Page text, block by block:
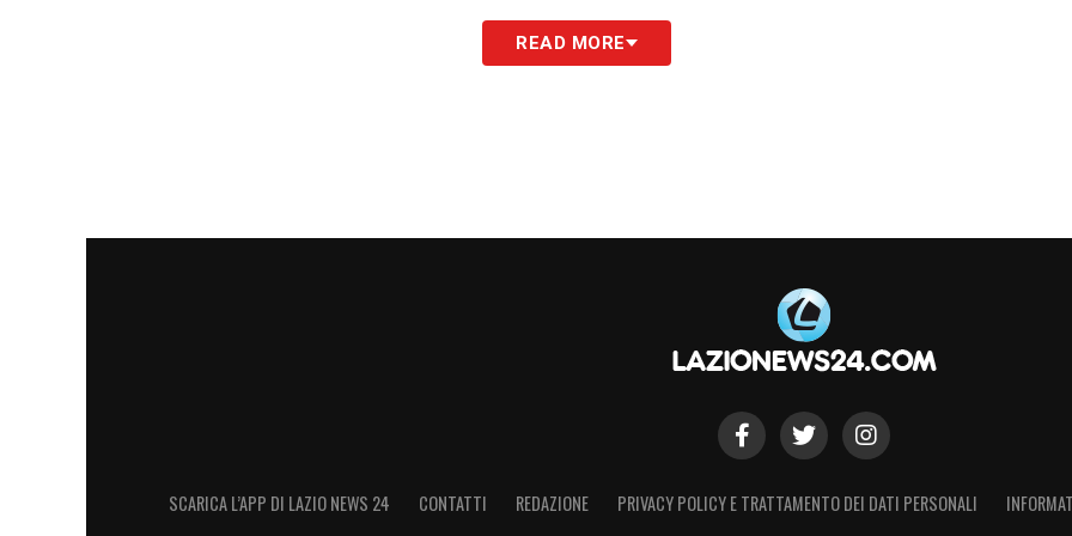
READ MORE
SCARICA L’APP DI LAZIO NEWS 24 CONTATTI REDAZIONE PRIVACY POLICY E TRATTAMENTO DEI DATI PERSONALI